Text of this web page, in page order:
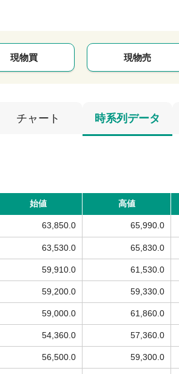
現物買 現物売
チャート 時系列データ
始値 高値
63,850.0 65,990.0
63,530.0 65,830.0
59,910.0 61,530.0
59,200.0 59,330.0
59,000.0 61,860.0
54,360.0 57,360.0
56,500.0 59,300.0